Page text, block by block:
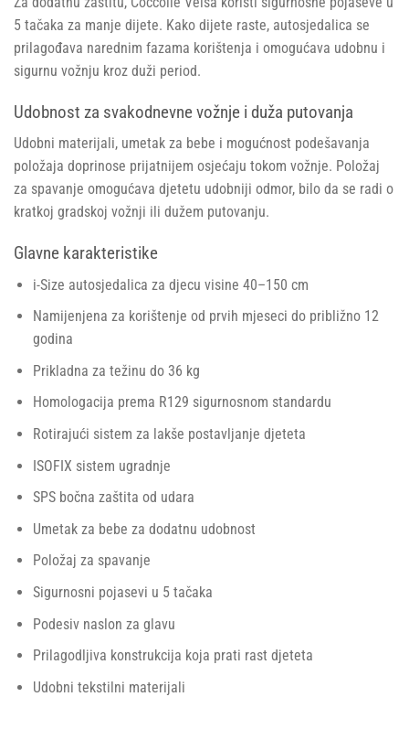
5 tačaka za manje dijete. Kako dijete raste, autosjedalica se
prilagođava narednim fazama korištenja i omogućava udobnu i
sigurnu vožnju kroz duži period.
Udobnost za svakodnevne vožnje i duža putovanja
Udobni materijali, umetak za bebe i mogućnost podešavanja
položaja doprinose prijatnijem osjećaju tokom vožnje. Položaj
za spavanje omogućava djetetu udobniji odmor, bilo da se radi o
kratkoj gradskoj vožnji ili dužem putovanju.
Glavne karakteristike
i-Size autosjedalica za djecu visine 40–150 cm
Namijenjena za korištenje od prvih mjeseci do približno 12
godina
Prikladna za težinu do 36 kg
Homologacija prema R129 sigurnosnom standardu
Rotirajući sistem za lakše postavljanje djeteta
ISOFIX sistem ugradnje
SPS bočna zaštita od udara
Umetak za bebe za dodatnu udobnost
Položaj za spavanje
Sigurnosni pojasevi u 5 tačaka
Podesiv naslon za glavu
Prilagodljiva konstrukcija koja prati rast djeteta
Udobni tekstilni materijali